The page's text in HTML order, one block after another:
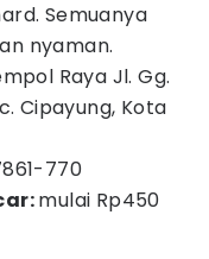
Semuanya
nyaman.
Raya Jl. Gg.
Cipayung, Kota
770
mulai Rp450